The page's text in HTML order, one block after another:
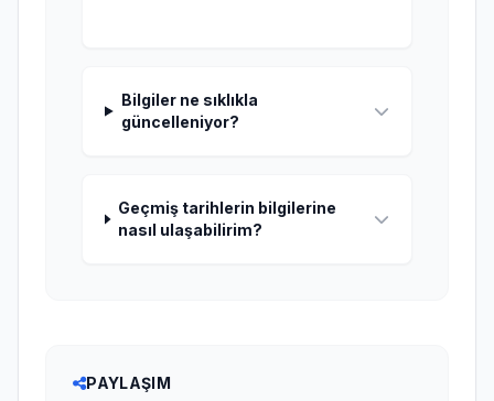
Bilgiler ne sıklıkla
güncelleniyor?
Geçmiş tarihlerin bilgilerine
nasıl ulaşabilirim?
PAYLAŞIM